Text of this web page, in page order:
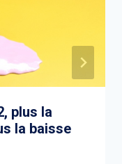
plus la
la baisse